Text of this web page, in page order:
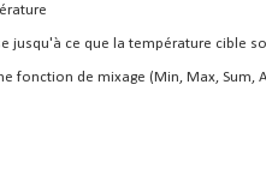
jusqu'à ce que la température cible
fonction de mixage (Min, Max, Sum,